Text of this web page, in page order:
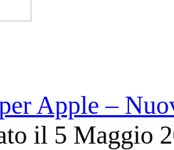
Apple –
il 5 Maggio